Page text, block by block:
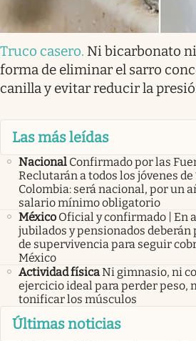
Truco casero. Ni bicarbonato
forma de eliminar el sarro
canilla y evitar reducir la
Las más leídas
Nacional Confirmado por las
Reclutarán a todos los jóvenes de
Colombia: será nacional, por un
salario mínimo obligatorio
México Oficial y confirmado | En
jubilados y pensionados
de supervivencia para seguir
México
Actividad físicaNi gimnasio, ni
ejercicio ideal para perder peso,
tonificar los músculos
Últimas noticias